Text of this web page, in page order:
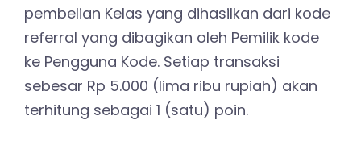
pembelian Kelas yang dihasilkan dari kode
referral yang dibagikan oleh Pemilik kode
ke Pengguna Kode. Setiap transaksi
sebesar Rp 5.000 (lima ribu rupiah) akan
terhitung sebagai 1 (satu) poin.